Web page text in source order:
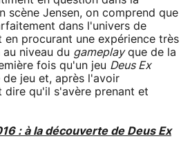
scène Jensen, on comprend que
dans l'univers de
procurant une expérience très
niveau du gameplayque de la
fois qu'un jeu Deus Ex
jeu et, après l'avoir
dire qu'il s'avère prenant et
: à la découverte de Deus Ex